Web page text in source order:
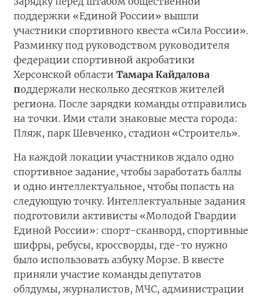
поддержки «Единой России» вышли
участники спортивного квеста «Сила России».
Разминку под руководством руководителя
федерации спортивной акробатики
Херсонской области Тамара Кайдалова
поддержали несколько десятков жителей
региона. После зарядки команды отправились
на точки. Ими стали знаковые места города:
Пляж, парк Шевченко, стадион «Строитель».
На каждой локации участников ждало одно
спортивное задание, чтобы заработать баллы
и одно интеллектуальное, чтобы попасть на
следующую точку. Интеллектуальные задания
подготовили активисты «Молодой Гвардии
Единой России»: спорт-сканворд, спортивные
шифры, ребусы, кроссворды, где-то нужно
было использовать азбуку Морзе. В квесте
приняли участие команды депутатов
облдумы, журналистов, МЧС, администрации